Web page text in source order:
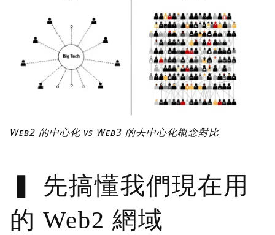
Web2 的中心化 vs Web3 的去中心化概念對比
先搞懂我們現在用
的 Web2 網域